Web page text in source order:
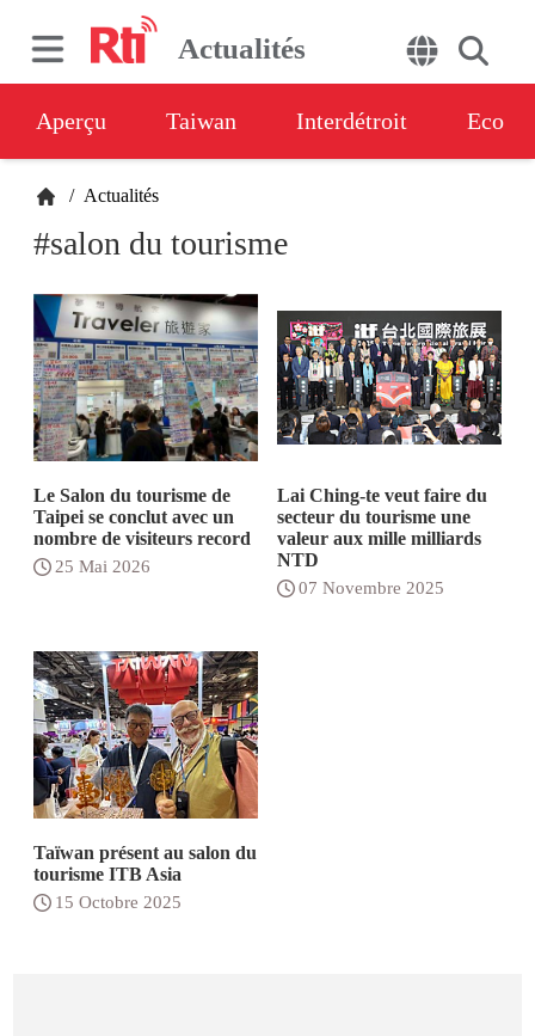
Actualités
Aperçu Taiwan Interdétroit Eco
/ Actualités
#salon du tourisme
Le Salon du tourisme de
Taipei se conclut avec un
nombre de visiteurs record
25 Mai 2026
Lai Ching-te veut faire du
secteur du tourisme une
valeur aux mille milliards
NTD
07 Novembre 2025
Taïwan présent au salon du
tourisme ITB Asia
15 Octobre 2025